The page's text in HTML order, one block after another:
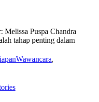
Melissa Puspa Chandra
tahap penting dalam
,